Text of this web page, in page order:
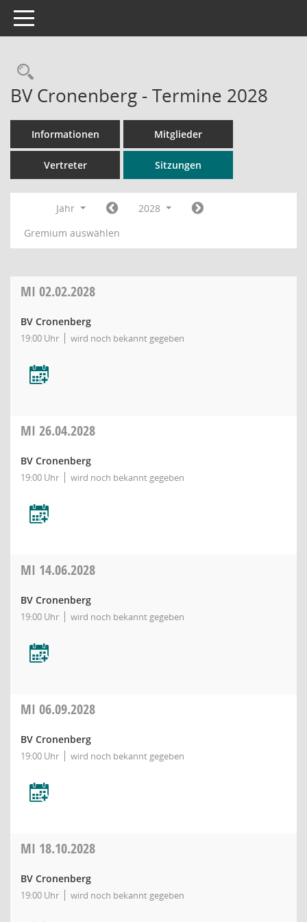
Toggle navigation
Rechercheauswahl
BV Cronenberg - Termine 2028
Informationen Mitglieder
Vertreter Sitzungen
Jahr
2028
Gremium auswählen
MI 02.02.2028
BV Cronenberg
19:00 Uhr wird noch bekannt gegeben
MI 26.04.2028
BV Cronenberg
19:00 Uhr wird noch bekannt gegeben
MI 14.06.2028
BV Cronenberg
19:00 Uhr wird noch bekannt gegeben
MI 06.09.2028
BV Cronenberg
19:00 Uhr wird noch bekannt gegeben
MI 18.10.2028
BV Cronenberg
19:00 Uhr wird noch bekannt gegeben